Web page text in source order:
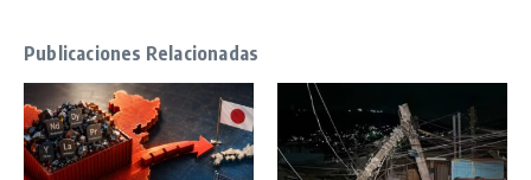
Publicaciones Relacionadas